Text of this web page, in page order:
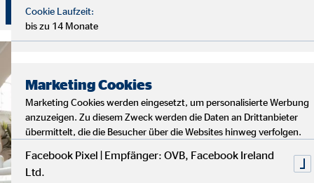
Überzeuge dich selbst von unserer Beratung!
Cookie Laufzeit:
bis zu 14 Monate
Marketing Cookies
Marketing Cookies werden eingesetzt, um personalisierte Werbung
anzuzeigen. Zu diesem Zweck werden die Daten an Drittanbieter
übermittelt, die die Besucher über die Websites hinweg verfolgen.
Facebook Pixel | Empfänger: OVB, Facebook Ireland
Ltd.